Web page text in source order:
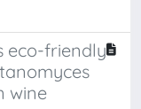
eco-friendly
wine